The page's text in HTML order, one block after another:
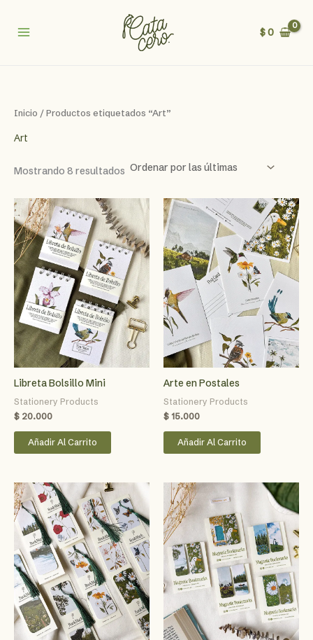
contenido
$0
Inicio / Productos etiquetados “Art”
Art
Mostrando 8 resultados Sorted
Libreta Bolsillo Mini
Stationery Products
$ 20.000
Añadir Al Carrito
Arte en Postales
Stationery Products
$ 15.000
Añadir Al Carrito